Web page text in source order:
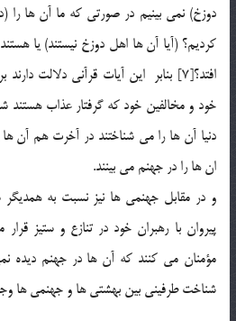
دوزخ) نمي بينيم در صورتي که ما آن ها را
کرديم؟ (آيا آن ها اهل دوزخ نيستند) يا
افتد؟[7] بنابر اين آيات قرآني دلالت
خود و مخالفين خود که گرفتار عذاب هستند
دنيا آن ها را مي شناختند در آخرت هم آن
ان ها را در جهنم مي بينند.
و در مقابل جهنمي ها نيز نسبت به
پيروان با رهبران خود در تنازع و ستيز
مؤمنان مي کنند که آن ها در جهنم ديده
شناخت طرفينی بين بهشتي ها و جهنمي ها